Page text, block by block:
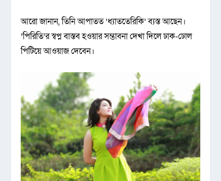
আরো জানান, তিনি আপাতত ‘ধ্যাততেরিকি’ ব্যস্ত আছেন।
‘পিরিতি’র স্বপ্ন বাস্তব হওয়ার সম্ভাবনা দেখা দিলে ঢাক-ঢোল
পিটিয়ে আওয়াজ দেবেন।